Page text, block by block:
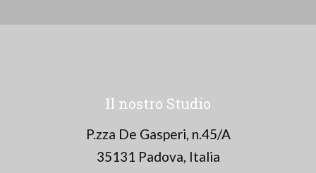
Il nostro Studio
P.zza De Gasperi, n.45/A
35131 Padova, Italia